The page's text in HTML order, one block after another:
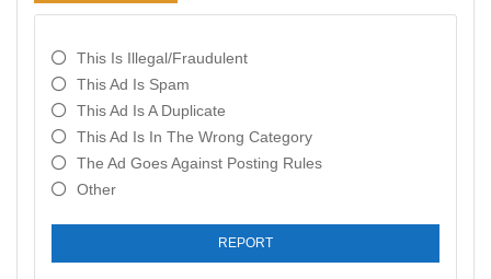
This Is Illegal/fraudulent
This Ad Is Spam
This Ad Is A Duplicate
This Ad Is In The Wrong Category
The Ad Goes Against Posting Rules
Other
REPORT